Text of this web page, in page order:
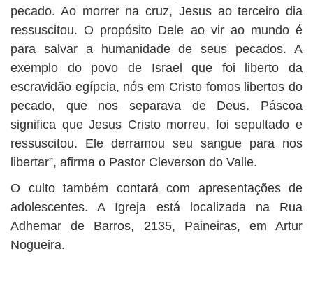
pecado. Ao morrer na cruz, Jesus ao terceiro dia
ressuscitou. O propósito Dele ao vir ao mundo é
para salvar a humanidade de seus pecados. A
exemplo do povo de Israel que foi liberto da
escravidão egípcia, nós em Cristo fomos libertos do
pecado, que nos separava de Deus. Páscoa
significa que Jesus Cristo morreu, foi sepultado e
ressuscitou. Ele derramou seu sangue para nos
libertar”, afirma o Pastor Cleverson do Valle.
O culto também contará com apresentações de
adolescentes. A Igreja está localizada na Rua
Adhemar de Barros, 2135, Paineiras, em Artur
Nogueira.